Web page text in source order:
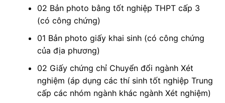
02 Bản photo bằng tốt nghiệp THPT cấp 3
(có công chứng)
01 Bản photo giấy khai sinh (có công chứng
của địa phương)
02 Giấy chứng chỉ Chuyển đổi ngành Xét
nghiệm (áp dụng các thí sinh tốt nghiệp Trung
cấp các nhóm ngành khác ngành Xét nghiệm)